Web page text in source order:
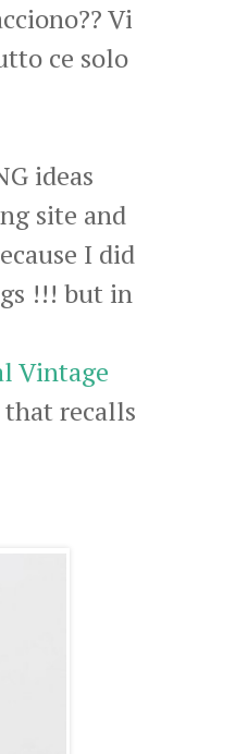
Vi
ce solo
ideas
site and
I did
!!! but in
Vintage
that recalls